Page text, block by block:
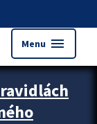
Menu menu